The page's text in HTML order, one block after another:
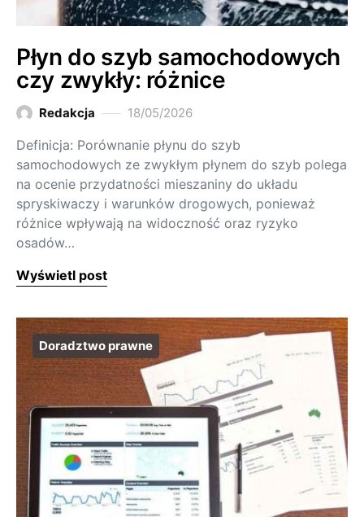
Płyn do szyb samochodowych
czy zwykły: różnice
Redakcja 18/05/2026
Definicja: Porównanie płynu do szyb
samochodowych ze zwykłym płynem do szyb polega
na ocenie przydatności mieszaniny do układu
spryskiwaczy i warunków drogowych, ponieważ
różnice wpływają na widoczność oraz ryzyko
osadów…
Wyświetl post
Doradztwo prawne